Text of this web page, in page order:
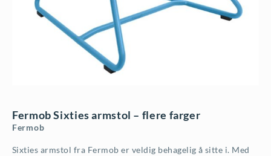
Fermob Sixties armstol – flere farger
Fermob
Sixties armstol fra Fermob er veldig behagelig å sitte i. Med